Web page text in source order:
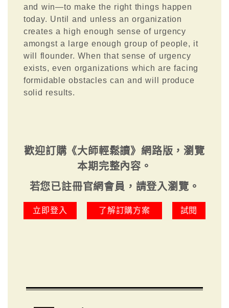
and win—to make the right things happen
today. Until and unless an organization
creates a high enough sense of urgency
amongst a large enough group of people, it
will flounder. When that sense of urgency
exists, even organizations which are facing
formidable obstacles can and will produce
solid results.
歡迎訂購《大師輕鬆讀》網路版，瀏覽
本期完整內容。
若您已註冊官網會員，請登入瀏覽。
立即登入 了解訂購方案 試閱